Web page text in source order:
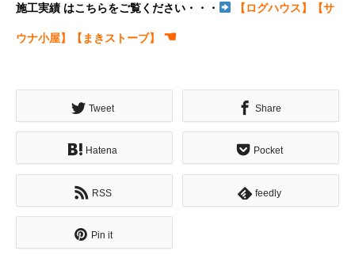
施工実績 はこちらをご覧ください・・・ 【ログハウス】 【サ
ウナ小屋】 【まきストーブ】 ☚
Tweet Share
Hatena Pocket
RSS feedly
Pin it